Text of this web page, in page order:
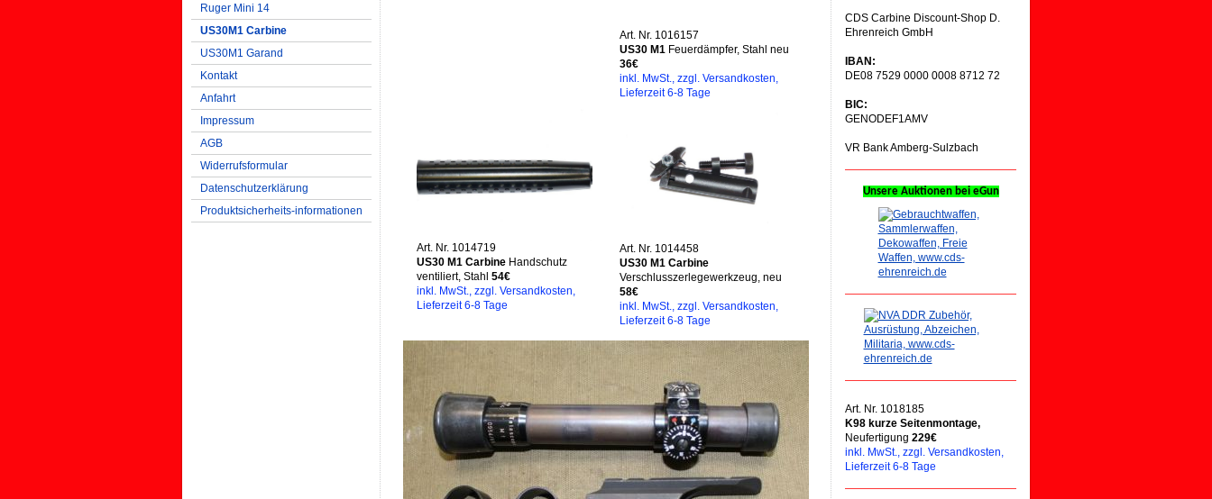
Ruger Mini 14
US30M1 Carbine
US30M1 Garand
Kontakt
Anfahrt
Impressum
AGB
Widerrufsformular
Datenschutzerklärung
Produktsicherheits-informationen
Art. Nr. 1016157
US30 M1 Feuerdämpfer, Stahl neu
36€
inkl. MwSt., zzgl. Versandkosten,
Lieferzeit 6-8 Tage
Art. Nr. 1014719
US30 M1 Carbine Handschutz
ventiliert, Stahl 54€
inkl. MwSt., zzgl. Versandkosten,
Lieferzeit 6-8 Tage
Art. Nr. 1014458
US30 M1 Carbine
Verschlusszerlegewerkzeug, neu
58€
inkl. MwSt., zzgl. Versandkosten,
Lieferzeit 6-8 Tage
CDS Carbine Discount-Shop D.
Ehrenreich GmbH
IBAN:
DE08 7529 0000 0008 8712 72
BIC:
GENODEF1AMV
VR Bank Amberg-Sulzbach
Unsere Auktionen bei eGun
Art. Nr. 1018185
K98 kurze Seitenmontage,
Neufertigung 229€
inkl. MwSt., zzgl. Versandkosten,
Lieferzeit 6-8 Tage